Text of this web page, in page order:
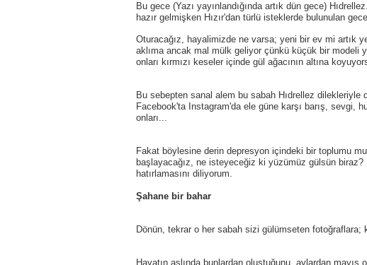
Bu gece (Yazı yayınlandığında artık dün gece)
hazır gelmişken Hızır'dan türlü isteklerde bulunulan
Oturacağız, hayalimizde ne varsa; yeni bir ev mi artık
aklıma ancak mal mülk geliyor çünkü küçük bir modeli
onları kırmızı keseler içinde gül ağacının altına
Bu sebepten sanal alem bu sabah Hıdrellez dilekleriyle
Facebook'ta Instagram'da ele güne karşı barış, sevgi,
onları...
Fakat böylesine derin depresyon içindeki bir toplumu
başlayacağız, ne isteyeceğiz ki yüzümüz gülsün biraz?
hatırlamasını diliyorum.
Şahane bir bahar
Dönün, tekrar o her sabah sizi gülümseten fotoğraflara;
Hayatın aslında bunlardan oluştuğunu, aylardan mayıs